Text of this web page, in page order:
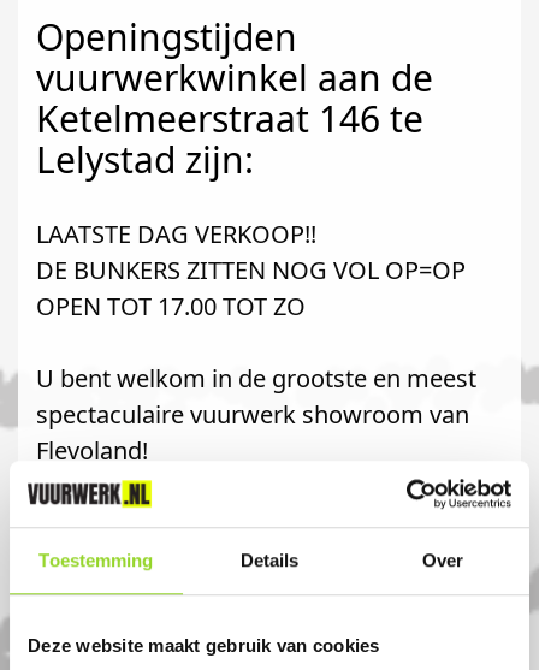
Toestemming Details Over
Deze website maakt gebruik van cookies
Openingstijden
vuurwerkwinkel aan de
Ketelmeerstraat 146 te
Lelystad zijn:
LAATSTE DAG VERKOOP!!
DE BUNKERS ZITTEN NOG VOL OP=OP
OPEN TOT 17.00 TOT ZO
U bent welkom in de grootste en meest
spectaculaire vuurwerk showroom van
Flevoland!
Woensdag 31 december van 8.00 - 17.00
uur
Komt u uit Lelystad haven?